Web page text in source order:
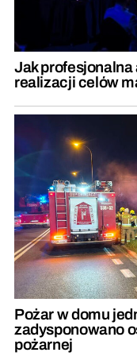
Jak
realizacji celów
Pożar w domu
zadysponowano
pożarnej